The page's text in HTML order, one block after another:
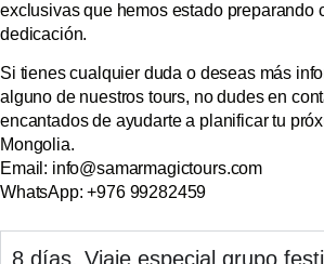
exclusivas que hemos estado preparando
dedicación.
Si tienes cualquier duda o deseas más
alguno de nuestros tours, no dudes en
encantados de ayudarte a planificar tu
Mongolia.
Email: info@samarmagictours.com
WhatsApp: +976 99282459
8 días, Viaje especial grupo